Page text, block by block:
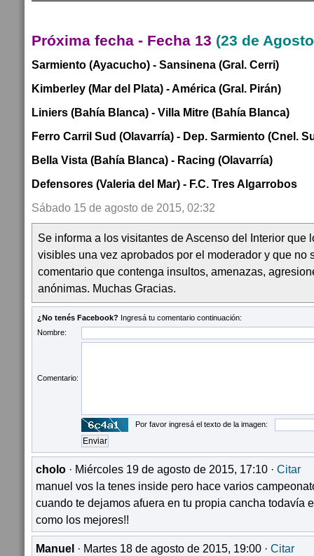
Próxima fecha - Fecha 13 (23 de
Sarmiento (Ayacucho) - Sansinena (Gral. Cerri)
Kimberley (Mar del Plata) - América (Gral. Pirán)
Liniers (Bahía Blanca) - Villa Mitre (Bahía Blanca)
Ferro Carril Sud (Olavarría) - Dep. Sarmiento (Cnel.
Bella Vista (Bahía Blanca) - Racing (Olavarría)
Defensores (Valeria del Mar) - F.C. Tres Algarrobos
Sábado 15 de agosto de 2015, 02:32
Se informa a los visitantes de Ascenso del Interior que
visibles una vez aprobados por el moderador y que no
comentario que contenga insultos, amenazas,
anónimas. Muchas Gracias.
¿No tenés Facebook? Ingresá tu comentario continuación:
Nombre:
Comentario:
Por favor ingresá el texto de la imagen:
cholo · Miércoles 19 de agosto de 2015, 17:10 · Citar
manuel vos la tenes inside pero hace varios
cuando te dejamos afuera en tu propia cancha todavía
como los mejores!!
Manuel · Martes 18 de agosto de 2015, 19:00 · Citar